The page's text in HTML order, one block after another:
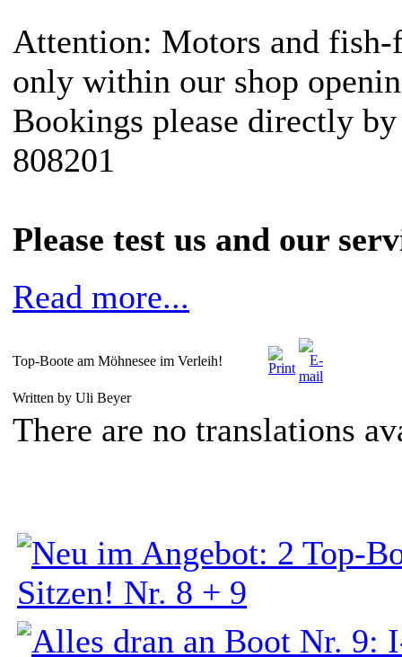
Attention: Motors and fish-
only within our shop
Bookings please directly
808201
Please test us and our
Read more...
Top-Boote am Möhnesee im Verleih!
Written by Uli Beyer
There are no translations